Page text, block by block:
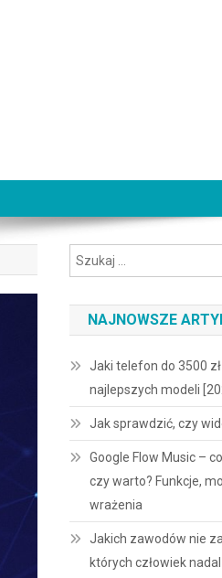
NAJNOWSZE
Jaki telefon do 3500
najlepszych modeli
Jak sprawdzić, czy
Google Flow Music –
czy warto? Funkcje,
wrażenia
Jakich zawodów nie
których człowiek